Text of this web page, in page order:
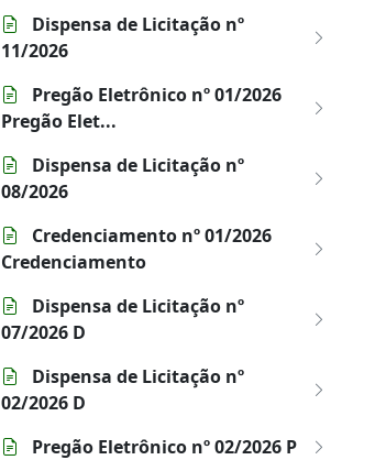
Dispensa de Licitação nº
11/2026
Pregão Eletrônico nº 01/2026
Pregão Elet...
Dispensa de Licitação nº
08/2026
Credenciamento nº 01/2026
Credenciamento
Dispensa de Licitação nº
07/2026 D
Dispensa de Licitação nº
02/2026 D
Pregão Eletrônico nº 02/2026 P